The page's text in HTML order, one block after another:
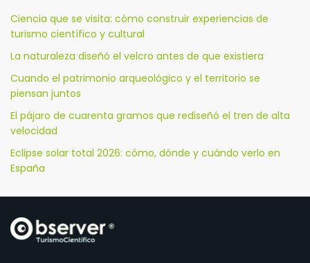
Ciencia que se visita: cómo construir experiencias de
turismo científico y cultural
La naturaleza diseñó el velcro antes de que existiera
Cuando el patrimonio arqueológico y el territorio se
piensan juntos
El pájaro de cuarenta gramos que rediseñó el tren de alta
velocidad
Eclipse solar total 2026: cómo, dónde y cuándo verlo en
España